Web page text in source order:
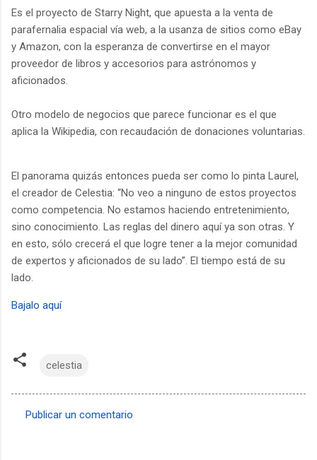
Es el proyecto de Starry Night, que apuesta a la venta de
parafernalia espacial vía web, a la usanza de sitios como eBay
y Amazon, con la esperanza de convertirse en el mayor
proveedor de libros y accesorios para astrónomos y
aficionados.
Otro modelo de negocios que parece funcionar es el que
aplica la Wikipedia, con recaudación de donaciones voluntarias.
El panorama quizás entonces pueda ser como lo pinta Laurel,
el creador de Celestia: “No veo a ninguno de estos proyectos
como competencia. No estamos haciendo entretenimiento,
sino conocimiento. Las reglas del dinero aquí ya son otras. Y
en esto, sólo crecerá el que logre tener a la mejor comunidad
de expertos y aficionados de su lado”. El tiempo está de su
lado.
Bajalo aquí
celestia
Publicar un comentario